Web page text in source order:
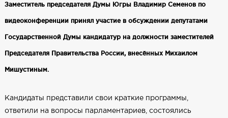
Заместитель председателя Думы Югры Владимир Семенов по
видеоконференции принял участие в обсуждении депутатами
Государственной Думы кандидатур на должности заместителей
Председателя Правительства России, внесённых Михаилом
Мишустиным.
Кандидаты представили свои краткие программы,
ответили на вопросы парламентариев, состоялись